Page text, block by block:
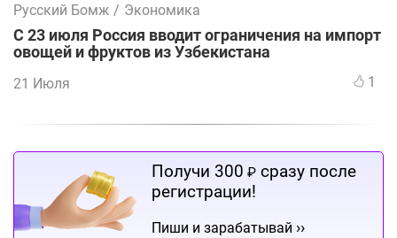
Русский Бомж / Экономика
С 23 июля Россия вводит ограничения на импорт
овощей и фруктов из Узбекистана
21 Июля 1
Получи 300 ₽ сразу после
регистрации!
Пиши и зарабатывай ››